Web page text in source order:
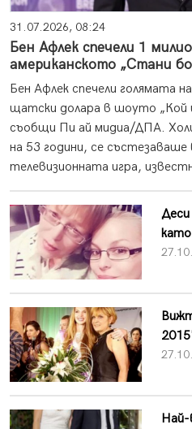
31.07.2026, 08:24
Бен Афлек спечели 1
американското „Стани
Бен Афлек спечели голямата
щатски долара в шоуто „Кой
съобщи Пи ай мидиа/ДПА.
на 53 години, се състезаваше
телевизионната игра,
Деси
Най-